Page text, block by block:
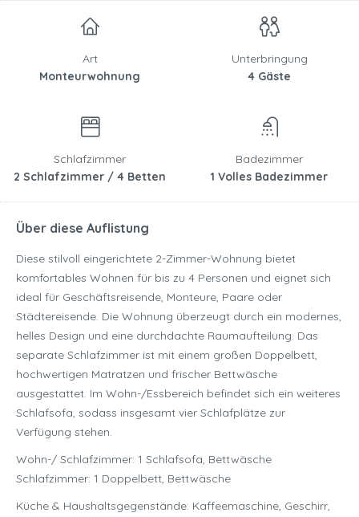
Art
Monteurwohnung
Unterbringung
4 Gäste
Schlafzimmer
2 Schlafzimmer / 4 Betten
Badezimmer
1 Volles Badezimmer
Über diese Auflistung
Diese stilvoll eingerichtete 2-Zimmer-Wohnung bietet
komfortables Wohnen für bis zu 4 Personen und eignet sich
ideal für Geschäftsreisende, Monteure, Paare oder
Städtereisende. Die Wohnung überzeugt durch ein modernes,
helles Design und eine durchdachte Raumaufteilung. Das
separate Schlafzimmer ist mit einem großen Doppelbett,
hochwertigen Matratzen und frischer Bettwäsche
ausgestattet. Im Wohn-/Essbereich befindet sich ein weiteres
Schlafsofa, sodass insgesamt vier Schlafplätze zur
Verfügung stehen.
Wohn-/ Schlafzimmer: 1 Schlafsofa, Bettwäsche
Schlafzimmer: 1 Doppelbett, Bettwäsche
Küche & Haushaltsgegenstände: Kaffeemaschine, Geschirr,